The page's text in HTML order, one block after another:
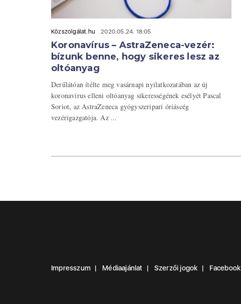
Közszolgálat.hu 2020.05.24. 18:05
Koronavírus – AstraZeneca-vezér:
bízunk benne, hogy sikeres lesz az
oltóanyag
Derűlátóan ítélte meg vasárnapi nyilatkozatában az új
koronavírus elleni oltóanyag sikerességének esélyét Pascal
Soriot, az AstraZeneca gyógyszeripari óriáscég
vezérigazgatója. Az ...
Impresszum Médiaajánlat Szerzői jogok Facebook